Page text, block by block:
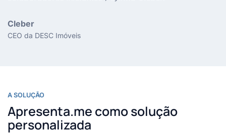
Cleber
CEO da DESC Imóveis
A SOLUÇÃO
Apresenta.me como solução
personalizada